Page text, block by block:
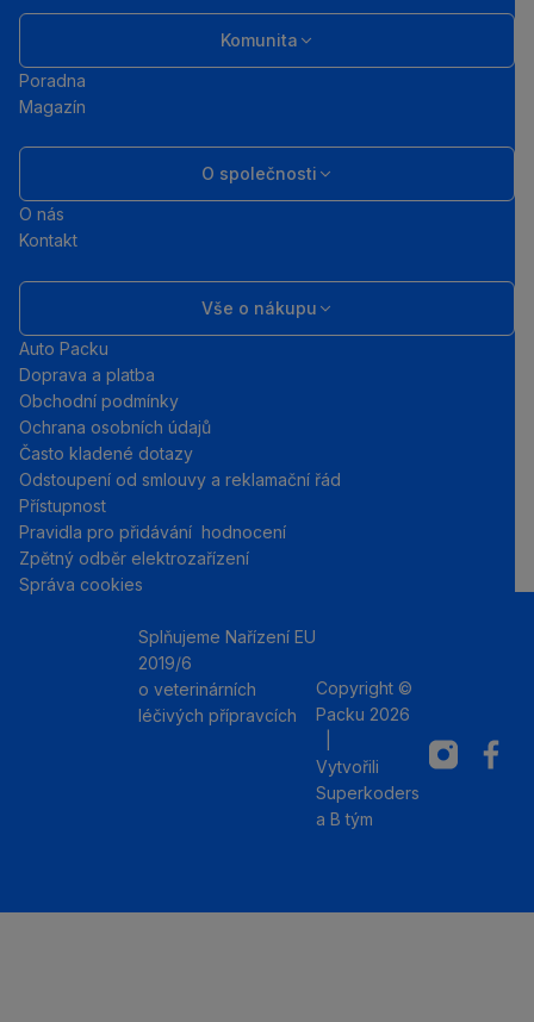
Komunita
Poradna
Magazín
O společnosti
O nás
Kontakt
Vše o nákupu
Auto Packu
Doprava a platba
Obchodní podmínky
Ochrana osobních údajů
Často kladené dotazy
Odstoupení od smlouvy a reklamační řád
Přístupnost
Pravidla pro přidávání hodnocení
Zpětný odběr elektrozařízení
Správa cookies
Splňujeme Nařízení EU
2019/6
o veterinárních
léčivých přípravcích
Copyright ©
Packu 2026
Vytvořili
Superkoders
a B tým
Instagram